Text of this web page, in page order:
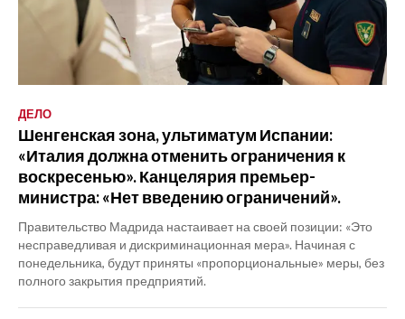
ДЕЛО
Шенгенская зона, ультиматум Испании:
«Италия должна отменить ограничения к
воскресенью». Канцелярия премьер-
министра: «Нет введению ограничений».
Правительство Мадрида настаивает на своей позиции: «Это
несправедливая и дискриминационная мера». Начиная с
понедельника, будут приняты «пропорциональные» меры, без
полного закрытия предприятий.